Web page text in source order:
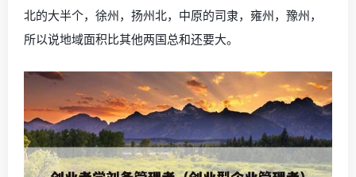
北的大半个，徐州，扬州北，中原的司隶，雍州，豫州，
所以说地域面积比其他两国总和还要大。